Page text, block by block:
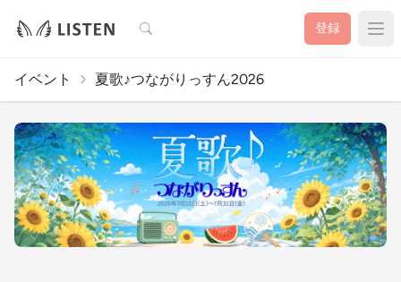
検索 登録
イベント 夏歌♪つながりっすん2026